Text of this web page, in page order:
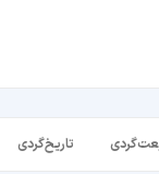
تاریخ‌گردی